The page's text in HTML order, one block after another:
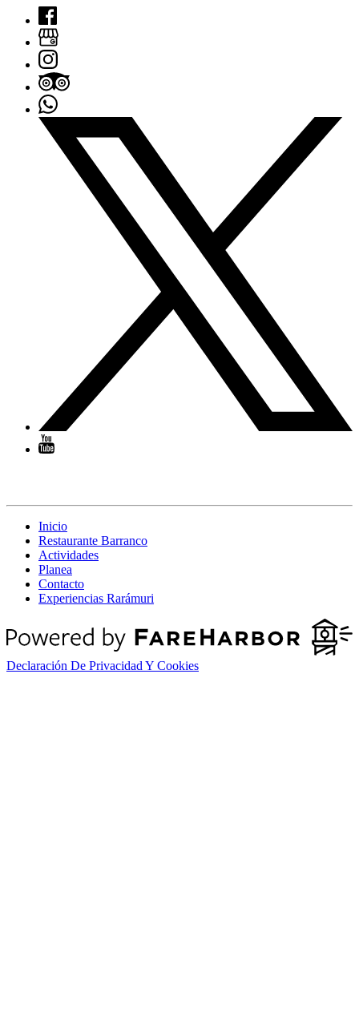
Inicio
Restaurante Barranco
Actividades
Planea
Contacto
Experiencias Rarámuri
Declaración De Privacidad Y Cookies